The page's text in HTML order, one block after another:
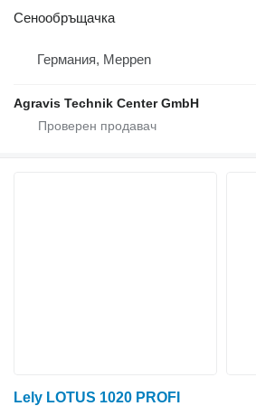
Сенообръщачка
Германия, Meppen
Agravis Technik Center GmbH
Lely LOTUS 1020 PROFI